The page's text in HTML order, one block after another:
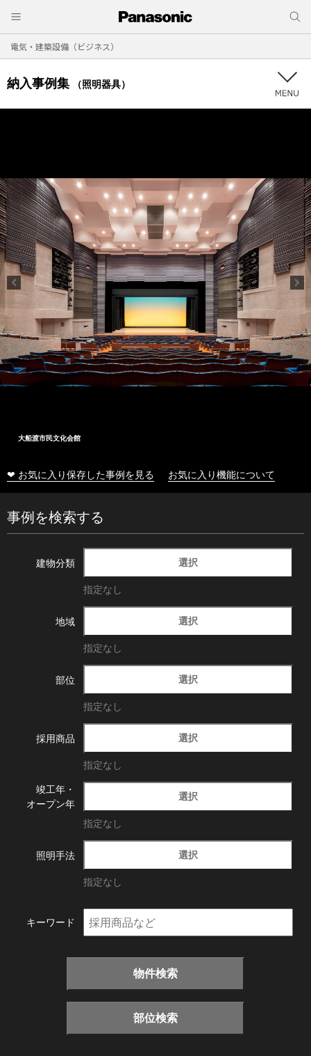
電気・建築設備（ビジネス）
納入事例集 （照明器具）
大船渡市民文化会館
❤ お気に入り保存した事例を見る お気に入り機能について
事例を検索する
建物分類 選択
指定なし
地域 選択
指定なし
部位 選択
指定なし
採用商品 選択
指定なし
竣工年・
オープン年
選択
指定なし
照明手法 選択
指定なし
キーワード
物件検索
部位検索